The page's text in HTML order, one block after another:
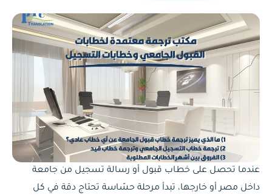
عندما تحصل على خطاب قبول أو رسالة تسجيل من جامعة
داخل مصر أو خارجها، تبدأ مرحلة حسّاسة تحتاج دقة في كل